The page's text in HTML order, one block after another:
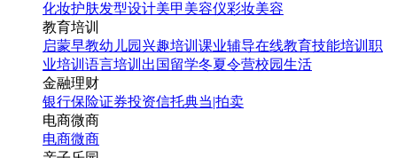
化妆护肤发型设计美甲 美容仪彩妆美容
教育培训
启蒙早教幼儿园 兴趣培训 课业辅导在线教育技能培训 职
业培训 语言培训 出国留学冬夏令营校园生活
金融理财
银行保险证券投资信托典当|拍卖
电商微商
电商微商